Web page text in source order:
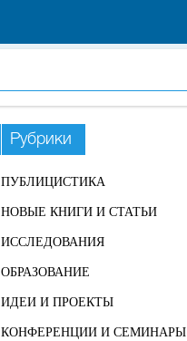
Рубрики
ПУБЛИЦИСТИКА
НОВЫЕ КНИГИ И СТАТЬИ
ИССЛЕДОВАНИЯ
ОБРАЗОВАНИЕ
ИДЕИ И ПРОЕКТЫ
КОНФЕРЕНЦИИ И СЕМИНАРЫ